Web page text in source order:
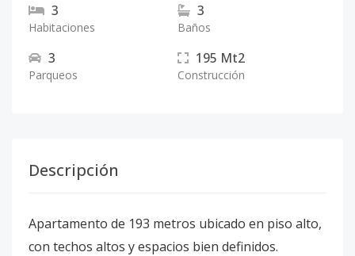
3
Habitaciones
3
Baños
3
Parqueos
195 Mt2
Construcción
Descripción
Apartamento de 193 metros ubicado en piso alto,
con techos altos y espacios bien definidos.